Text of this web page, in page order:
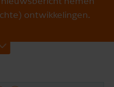
ontwikkelingen.